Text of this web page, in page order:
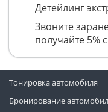
Детейлинг
Звоните
получайте 5%
Тонировка автомобиля
Бронирование